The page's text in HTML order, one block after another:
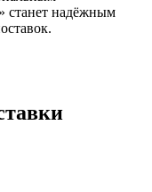
станет надёжным